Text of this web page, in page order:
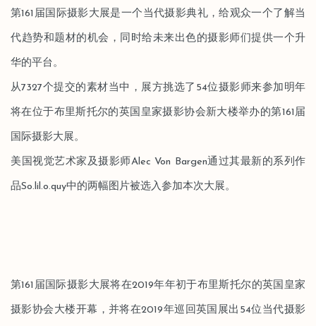
第161届国际摄影大展是一个当代摄影典礼，给观众一个了解当
代趋势和题材的机会，同时给未来出色的摄影师们提供一个升
华的平台。
从7327个提交的素材当中，展方挑选了54位摄影师来参加明年
将在位于布里斯托尔的英国皇家摄影协会新大楼举办的第161届
国际摄影大展。
美国视觉艺术家及摄影师Alec Von Bargen通过其最新的系列作
品So.lil.o.quy中的两幅图片被选入参加本次大展。
第161届国际摄影大展将在2019年年初于布里斯托尔的英国皇家
摄影协会大楼开幕，并将在2019年巡回英国展出54位当代摄影